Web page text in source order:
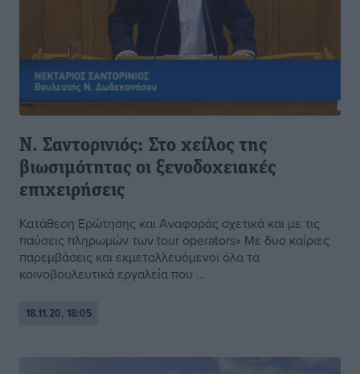
Ν. Σαντορινιός: Στο χείλος της
βιωσιμότητας οι ξενοδοχειακές
επιχειρήσεις
Κατάθεση Ερώτησης και Αναφοράς σχετικά και με τις
παύσεις πληρωμών των tour operators» Με δυο καίριες
παρεμβάσεις και εκμεταλλευόμενοι όλα τα
κοινοβουλευτικά εργαλεία που ...
18.11.20, 18:05